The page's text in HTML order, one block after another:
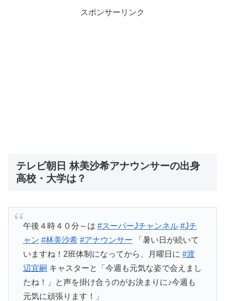
スポンサーリンク
テレビ朝日 林美沙希アナウンサーの出身
高校・大学は？
午後４時４０分～は #スーパーJチャンネル #Jチ
ャン #林美沙希 #アナウンサー 「暑い日が続いて
いますね！2班体制になってから、月曜日に #渡
辺宜嗣 キャスターと「今週も元気な姿で会えまし
たね！」と声を掛け合うのがお決まりに♪今週も
元気に頑張ります！」